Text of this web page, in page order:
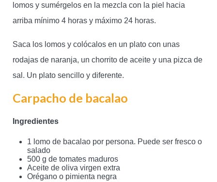
lomos y sumérgelos en la mezcla con la piel hacia
arriba mínimo 4 horas y máximo 24 horas.
Saca los lomos y colócalos en un plato con unas
rodajas de naranja, un chorrito de aceite y una pizca de
sal. Un plato sencillo y diferente.
Carpacho de bacalao
Ingredientes
1 lomo de bacalao por persona. Puede ser fresco o
salado
500 g de tomates maduros
Aceite de oliva virgen extra
Orégano o pimienta negra